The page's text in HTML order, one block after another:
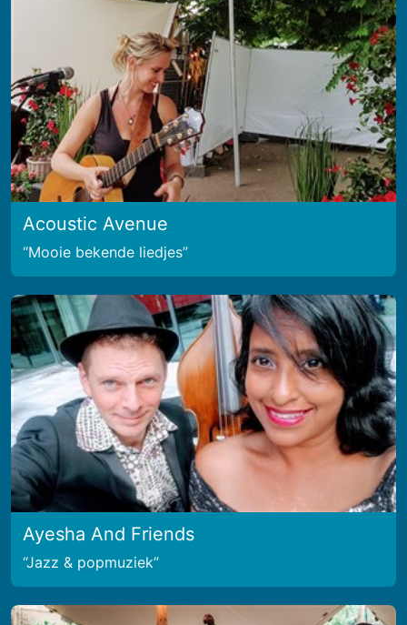
Acoustic Avenue
Mooie bekende liedjes
Ayesha And Friends
Jazz & popmuziek